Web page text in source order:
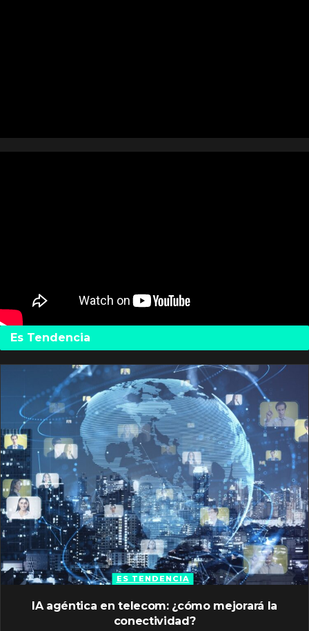
Es Tendencia
ES TENDENCIA
IA agéntica en telecom: ¿cómo mejorará la
conectividad?